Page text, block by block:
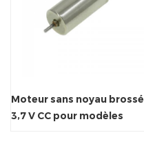
Moteur sans noyau brossé
3,7 V CC pour modèles